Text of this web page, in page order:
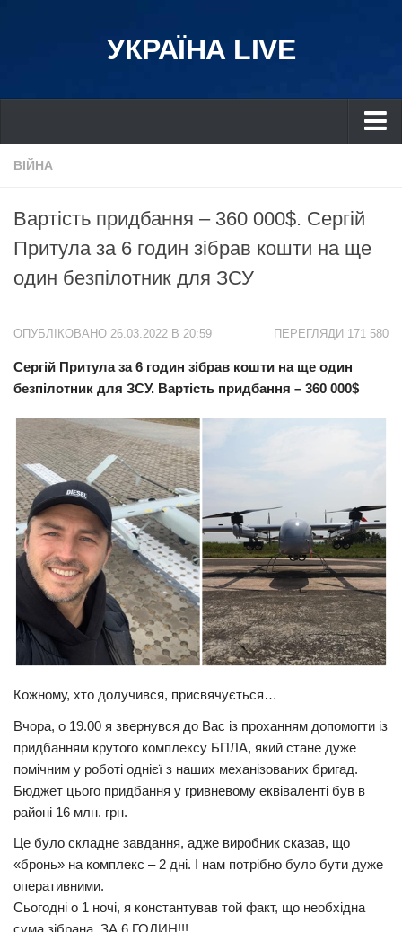
УКРАЇНА LIVE
Україна
Дніпро
Львів
Івано-Франківськ
Донбас
Одеса
Прикарпаття
Економіка
Політика
Світ
Цікаво
Наука
Технології
Історії
Здоров’я
Події
Кримінал
Курйози
Суспільство
Культура
ВІЙНА
Вартість придбання – 360 000$. Сергій
Притула за 6 годин зібрав кошти на ще
один безпілотник для ЗСУ
ПЕРЕГЛЯДИ 171 580
ОПУБЛІКОВАНО 26.03.2022 В 20:59
Сергій Притула за 6 годин зібрав кошти на ще один
безпілотник для ЗСУ. Вартість придбання – 360 000$
Кожному, хто долучився, присвячується…
Вчора, о 19.00 я звернувся до Вас із проханням допомогти із
придбанням крутого комплексу БПЛА, який стане дуже
помічним у роботі однієї з наших механізованих бригад.
Бюджет цього придбання у гривневому еквіваленті був в
районі 16 млн. грн.
Це було складне завдання, адже виробник сказав, що
«бронь» на комплекс – 2 дні. І нам потрібно було бути дуже
оперативними.
Сьогодні о 1 ночі, я константував той факт, що необхідна